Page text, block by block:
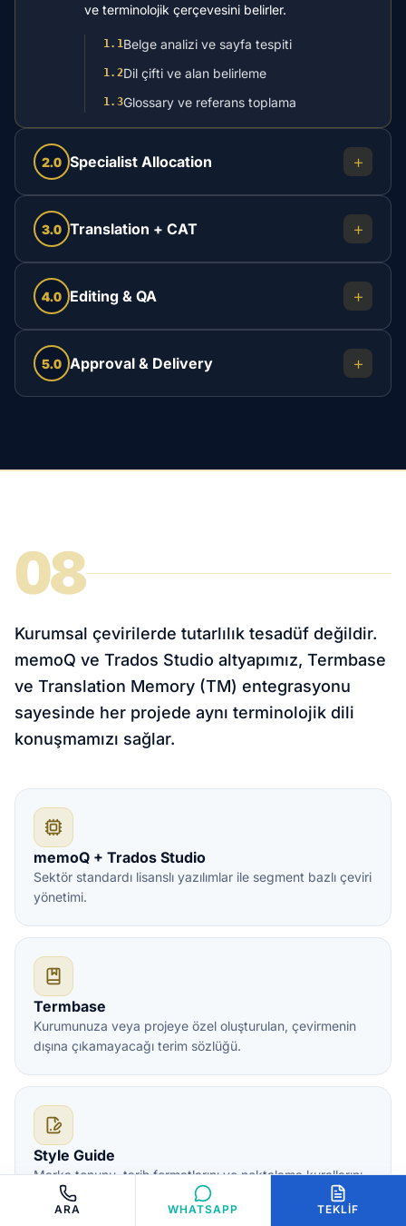
ve terminolojik çerçevesini belirler.
1.1Belge analizi ve sayfa tespiti
1.2Dil çifti ve alan belirleme
1.3Glossary ve referans toplama
2.0 Specialist Allocation +
3.0 Translation + CAT +
4.0 Editing & QA +
5.0 Approval & Delivery +
08
Kurumsal çevirilerde tutarlılık tesadüf değildir.
memoQ ve Trados Studio altyapımız, Termbase
ve Translation Memory (TM) entegrasyonu
sayesinde her projede aynı terminolojik dili
konuşmamızı sağlar.
memoQ + Trados Studio
Sektör standardı lisanslı yazılımlar ile segment bazlı çeviri
yönetimi.
Termbase
Kurumunuza veya projeye özel oluşturulan, çevirmenin
dışına çıkamayacağı terim sözlüğü.
Style Guide
Marka tonunu, tarih formatlarını ve noktalama kurallarını
sabitleyen stil rehberi.
ARA WHATSAPP TEKLIF